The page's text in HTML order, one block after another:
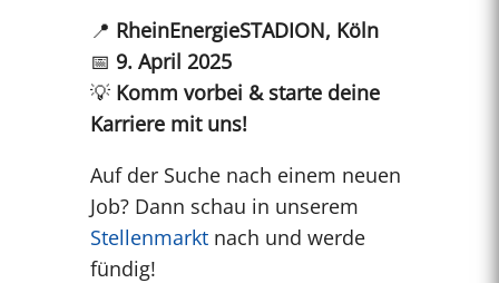
📍 RheinEnergieSTADION, Köln
📅 9. April 2025
💡 Komm vorbei & starte deine
Karriere mit uns!
Auf der Suche nach einem neuen
Job? Dann schau in unserem
Stellenmarktnach und werde
fündig!